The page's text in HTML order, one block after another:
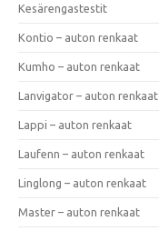
Kesärengastestit
Kontio – auton renkaat
Kumho – auton renkaat
Lanvigator – auton renkaat
Lappi – auton renkaat
Laufenn – auton renkaat
Linglong – auton renkaat
Master – auton renkaat